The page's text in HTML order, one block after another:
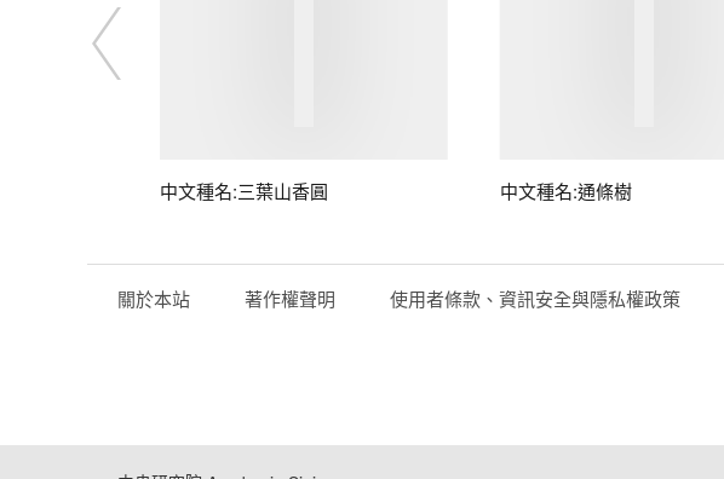
中文種名:三葉山香圓 中文種名:通條樹
關於本站 著作權聲明 使用者條款、資訊安全與隱私權政策